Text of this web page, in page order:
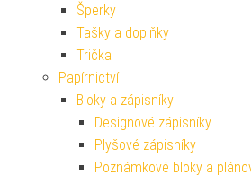
Šperky
Tašky a doplňky
Trička
Papírnictví
Bloky a zápisníky
Designové zápisníky
Plyšové zápisníky
Poznámkové bloky a